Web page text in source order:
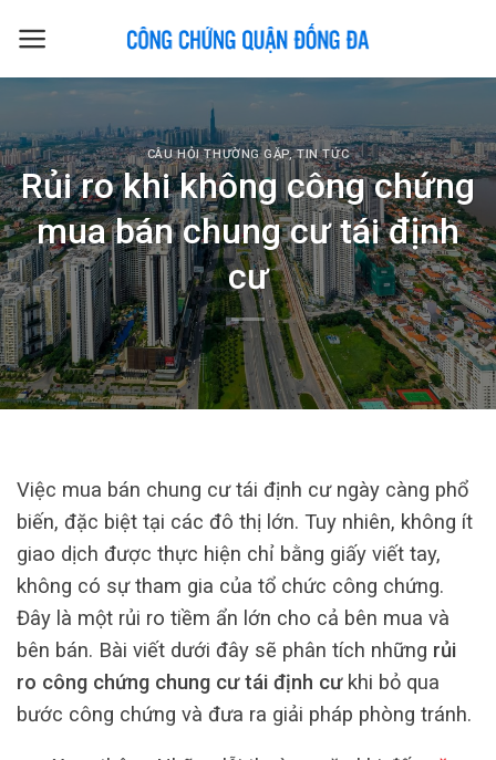
CÂU HỎI THƯỜNG GẶP,TIN TỨC
Rủi ro khi không công chứng
mua bán chung cư tái định
cư
Việc mua bán chung cư tái định cư ngày càng phổ
biến, đặc biệt tại các đô thị lớn. Tuy nhiên, không ít
giao dịch được thực hiện chỉ bằng giấy viết tay,
không có sự tham gia của tổ chức công chứng.
Đây là một rủi ro tiềm ẩn lớn cho cả bên mua và
bên bán. Bài viết dưới đây sẽ phân tích những rủi
ro công chứng chung cư tái định cưkhi bỏ qua
bước công chứng và đưa ra giải pháp phòng tránh.